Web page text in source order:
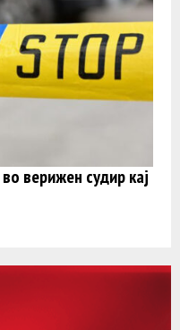
верижен судир кај